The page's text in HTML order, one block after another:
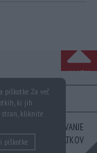
NA VRH
VAROVANJE
PODATKOV
piškotke. Za več
ki jih
stran, kliknite
piškotke